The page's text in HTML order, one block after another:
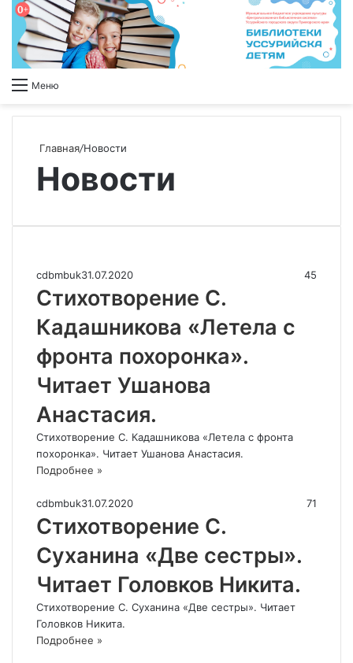
Меню
Главная/Новости
Новости
cdbmbuk31.07.2020 45
Стихотворение С.
Кадашникова «Летела с
фронта похоронка».
Читает Ушанова
Анастасия.
Стихотворение С. Кадашникова «Летела с фронта
похоронка». Читает Ушанова Анастасия.
Подробнее »
cdbmbuk31.07.2020 71
Стихотворение С.
Суханина «Две сестры».
Читает Головков Никита.
Стихотворение С. Суханина «Две сестры». Читает
Головков Никита.
Подробнее »